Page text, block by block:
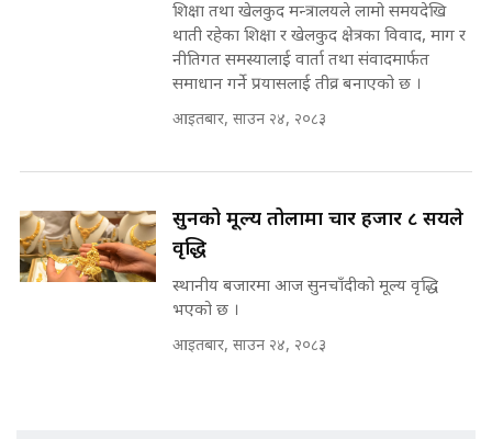
Waterfall of Rasuwa ||
SIDHAKURA ||
कहिले बन्ला चक्रपथ ? विस्तार कार्यमा
Expansion Dilemma |
मन्त्री र पूर्व मन्त्रीको ७८ लाख घुस डिलको
अडियो | FULL AUDIO |
SIDHAKURA |
पूर्व मन्त्री रञ्जिता || SIDHAKURA
||
नोट मन्त्रीलाई घुस | SIDHAKURA |
शिक्षा तथा खेलकुद मन्त्रालयले लामो समयदेखि
थाती रहेका शिक्षा र खेलकुद क्षेत्रका विवाद, माग र
नीतिगत समस्यालाई वार्ता तथा संवादमार्फत
समाधान गर्ने प्रयासलाई तीव्र बनाएको छ ।
आइतबार, साउन २४, २०८३
सुनको मूल्य तोलामा चार हजार ८ सयले
वृद्धि
स्थानीय बजारमा आज सुनचाँदीको मूल्य वृद्धि
भएको छ ।
आइतबार, साउन २४, २०८३